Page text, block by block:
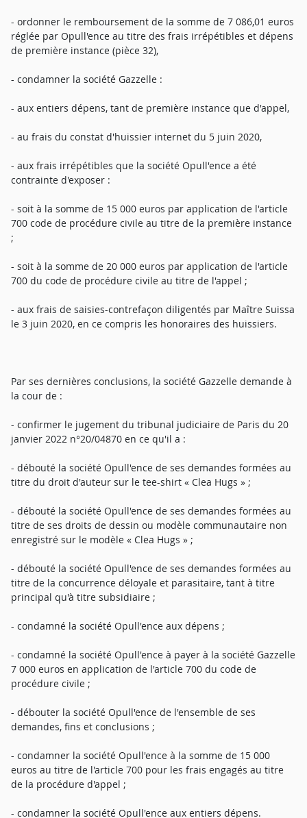
- ordonner le remboursement de la somme de 7 086,01 euros
réglée par Opull'ence au titre des frais irrépétibles et dépens
de première instance (pièce 32),
- condamner la société Gazzelle :
- aux entiers dépens, tant de première instance que d'appel,
- au frais du constat d'huissier internet du 5 juin 2020,
- aux frais irrépétibles que la société Opull'ence a été
contrainte d'exposer :
- soit à la somme de 15 000 euros par application de l'article
700 code de procédure civile au titre de la première instance
;
- soit à la somme de 20 000 euros par application de l'article
700 du code de procédure civile au titre de l'appel ;
- aux frais de saisies-contrefaçon diligentés par Maître Suissa
le 3 juin 2020, en ce compris les honoraires des huissiers.
Par ses dernières conclusions, la société Gazzelle demande à
la cour de :
- confirmer le jugement du tribunal judiciaire de Paris du 20
janvier 2022 n°20/04870 en ce qu'il a :
- débouté la société Opull'ence de ses demandes formées au
titre du droit d'auteur sur le tee-shirt « Clea Hugs » ;
- débouté la société Opull'ence de ses demandes formées au
titre de ses droits de dessin ou modèle communautaire non
enregistré sur le modèle « Clea Hugs » ;
- débouté la société Opull'ence de ses demandes formées au
titre de la concurrence déloyale et parasitaire, tant à titre
principal qu'à titre subsidiaire ;
- condamné la société Opull'ence aux dépens ;
- condamné la société Opull'ence à payer à la société Gazzelle
7 000 euros en application de l'article 700 du code de
procédure civile ;
- débouter la société Opull'ence de l'ensemble de ses
demandes, fins et conclusions ;
- condamner la société Opull'ence à la somme de 15 000
euros au titre de l'article 700 pour les frais engagés au titre
de la procédure d'appel ;
- condamner la société Opull'ence aux entiers dépens.